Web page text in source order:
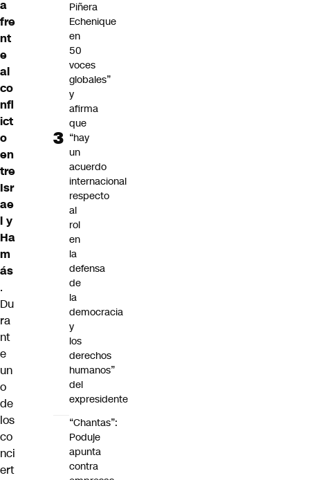
a
fre
nt
e
al
co
nfl
ict
o
en
tre
Isr
ae
l y
Ha
m
ás
.
Du
ra
nt
e
un
o
de
los
co
nci
ert
Piñera
Echenique
en
50
voces
globales”
y
afirma
que
“hay
un
acuerdo
internacional
respecto
al
rol
en
la
defensa
de
la
democracia
y
los
derechos
humanos”
del
expresidente
“Chantas”:
Poduje
apunta
contra